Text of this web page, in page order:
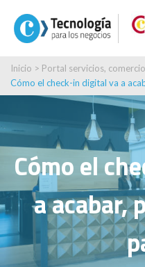
Inicio > Portal servicios,
Cómo el check-in digital va a
Cómo el
a acabar,